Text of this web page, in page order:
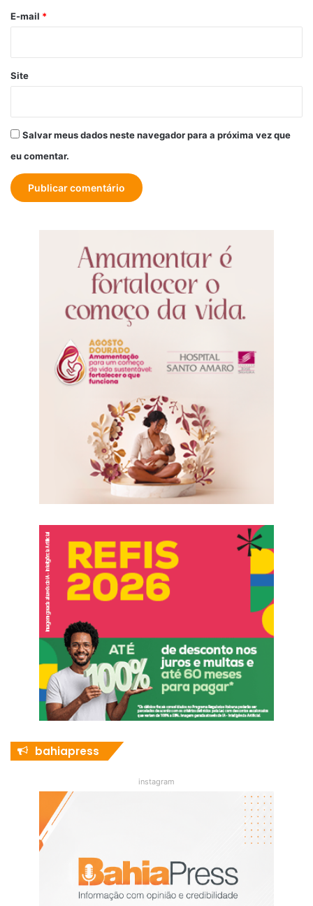
*
E-mail *
Site
Salvar meus dados neste navegador para a próxima vez que
eu comentar.
bahiapress
instagram